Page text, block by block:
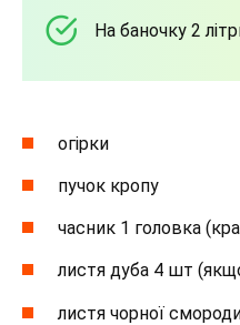
На баночку 2
огірки
пучок кропу
часник 1 головка
листя дуба 4 шт
листя чорної